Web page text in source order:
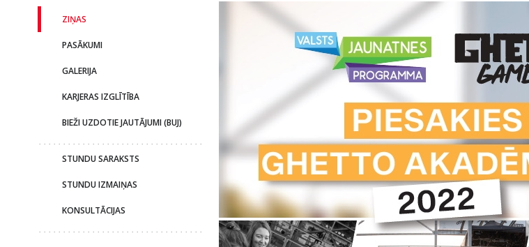
ZIŅAS
PASĀKUMI
GALERIJA
KARJERAS IZGLĪTĪBA
BIEŽI UZDOTIE JAUTĀJUMI (BUJ)
STUNDU SARAKSTS
STUNDU IZMAIŅAS
KONSULTĀCIJAS